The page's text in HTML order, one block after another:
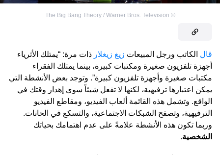
©
The Big Bang Theory / Warner Bros. Television
قال الكاتب ورجل المبيعات زيغ زيغلار ذات مرة: “يمتلك الأثرياء
أجهزة تلفزيون صغيرة ومكتبات كبيرة، بينما يمتلك الفقراء
مكتبات صغيرة وأجهزة تلفزيون كبيرة”. وتوجد بعض الأنشطة التي
يمكن اعتبارها ترفيهية، لكنها لا تفعل شيئاً سوى إهدار وقتك في
الواقع. وتشمل هذه القائمة ألعاب الفيديو، ومقاطع الفيديو
الترفيهية، وتصفح الشبكات الاجتماعية، والتسكع في الحانات.
وربما تكون هذه الأنشطة علامةً على عدم اهتمامك بحياتك
الشخصية.